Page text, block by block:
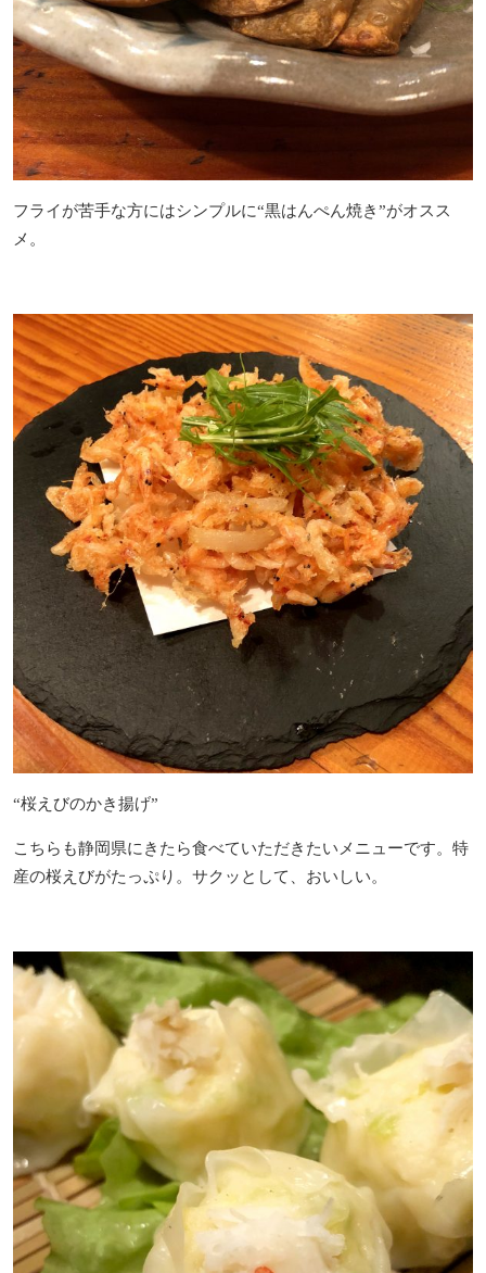
フライが苦手な方にはシンプルに“黒はんぺん焼き”がオスス
メ。
“桜えびのかき揚げ”
こちらも静岡県にきたら食べていただきたいメニューです。特
産の桜えびがたっぷり。サクッとして、おいしい。